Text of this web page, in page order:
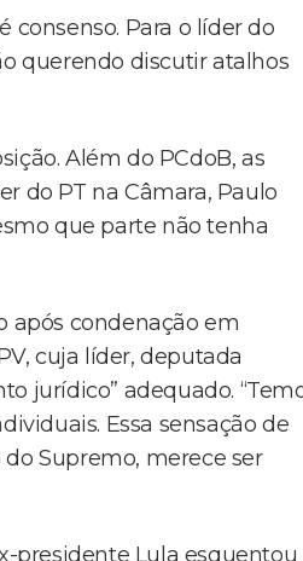
consenso. Para o líder do
querendo discutir atalhos
Além do PCdoB, as
do PT na Câmara, Paulo
que parte não tenha
após condenação em
cuja líder, deputada
jurídico” adequado.
Essa sensação de
Supremo, merece ser
presidente Lula esquentou